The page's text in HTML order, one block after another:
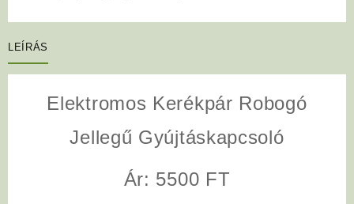
LEÍRÁS
Elektromos Kerékpár Robogó
Jellegű Gyújtáskapcsoló
Ár: 5500 FT